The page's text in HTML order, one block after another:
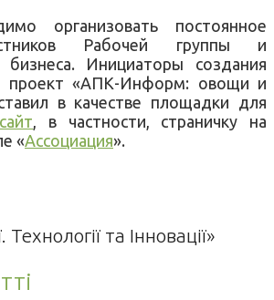
организовать постоянное
Рабочей группы и
бизнеса. Инициаторы создания
проект «АПК-Информ: овощи и
в качестве площадки для
сайт , в частности, страничку на
«Ассоциация».
та Інновації»